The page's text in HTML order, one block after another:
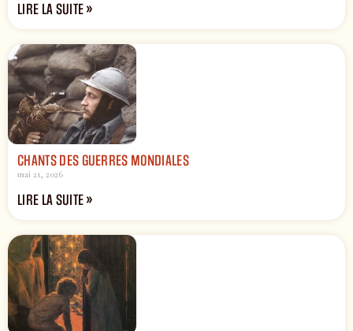
LIRE LA SUITE »
CHANTS DES GUERRES MONDIALES
mai 21, 2026
LIRE LA SUITE »